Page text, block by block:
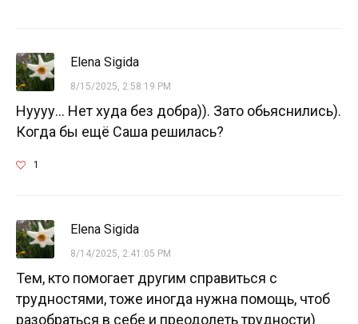
Elena Sigida
8/15/2025, 2:58:19 PM
Нуууу... Нет худа без добра)). Зато обьяснились).
Когда бы ещё Саша решилась?
1
Elena Sigida
8/14/2025, 2:41:05 PM
Тем, кто помогает другим справиться с
трудностями, тоже иногда нужна помощь, чтоб
разобраться в себе и преодолеть трудности)